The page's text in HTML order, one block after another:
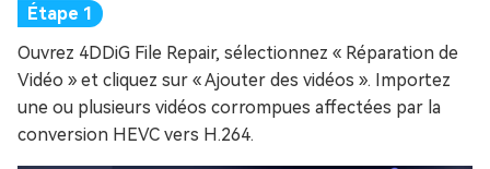
Ouvrez 4DDiG File Repair, sélectionnez « Réparation de
Vidéo » et cliquez sur « Ajouter des vidéos ». Importez
une ou plusieurs vidéos corrompues affectées par la
conversion HEVC vers H.264.